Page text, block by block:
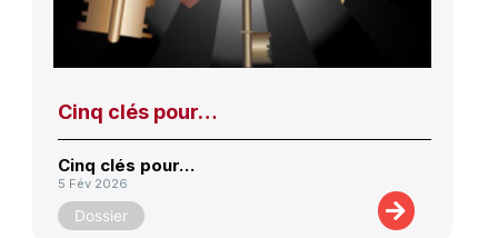
Cinq clés pour…
Cinq clés pour…
5 Fév 2026
Dossier